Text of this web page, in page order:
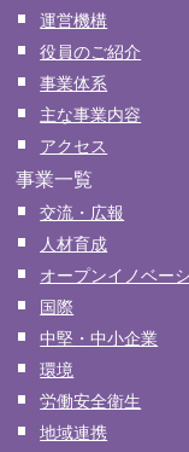
運営機構
役員のご紹介
事業体系
主な事業内容
アクセス
事業一覧
交流・広報
人材育成
オープンイノベー
国際
中堅・中小企業
環境
労働安全衛生
地域連携